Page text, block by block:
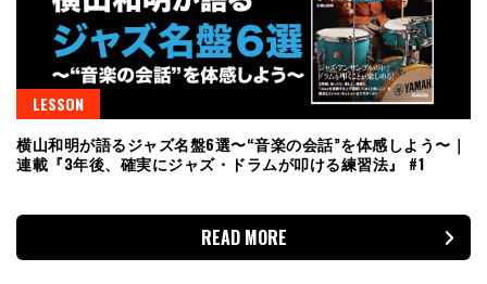
LESSON
横山和明が語るジャズ名盤6選〜“音楽の会話”を体感しよう〜｜
連載『3年後、確実にジャズ・ドラムが叩ける練習法』 #1
READ MORE